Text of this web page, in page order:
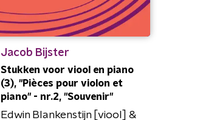
Jacob Bijster
Stukken voor viool en piano
(3), "Pièces pour violon et
piano" - nr.2, "Souvenir"
Edwin Blankenstijn [viool] &